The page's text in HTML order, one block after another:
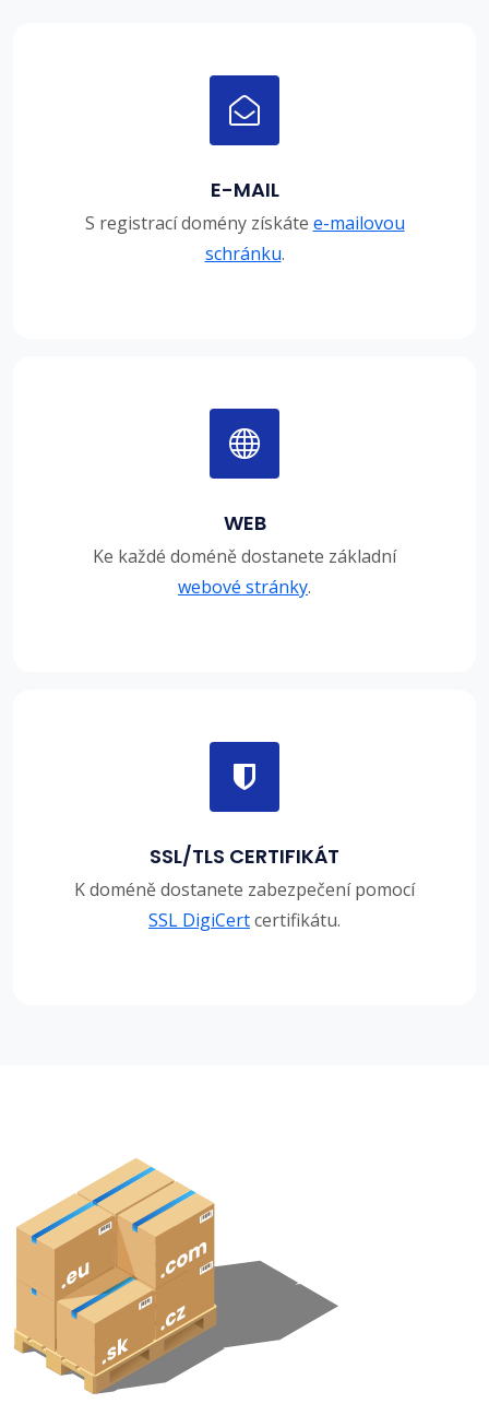
E-MAIL
S registrací domény získáte e-mailovou
schránku.
WEB
Ke každé doméně dostanete základní
webové stránky.
SSL/TLS CERTIFIKÁT
K doméně dostanete zabezpečení pomocí
SSL DigiCertcertifikátu.